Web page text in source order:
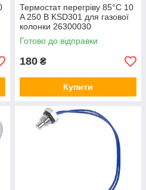
Термостат перегріву 85°C 10
A 250 В KSD301 для газової
колонки 26300030
Готово до відправки
180 ₴
Купити